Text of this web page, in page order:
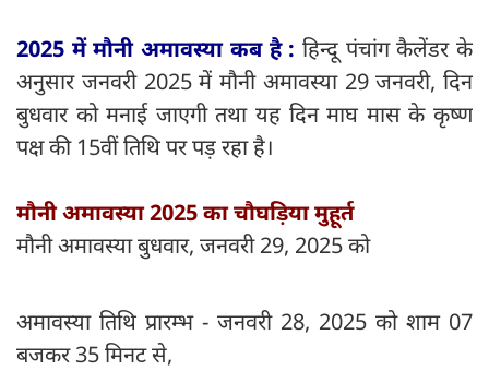
2025 में मौनी अमावस्या कब है : हिन्दू पंचांग कैलेंडर के
अनुसार जनवरी 2025 में मौनी अमावस्या 29 जनवरी, दिन
बुधवार को मनाई जाएगी तथा यह दिन माघ मास के कृष्ण
पक्ष की 15वीं तिथि पर पड़ रहा है।
मौनी अमावस्या 2025 का चौघड़िया मुहूर्त
मौनी अमावस्या बुधवार, जनवरी 29, 2025 को
अमावस्या तिथि प्रारम्भ - जनवरी 28, 2025 को शाम 07
बजकर 35 मिनट से,